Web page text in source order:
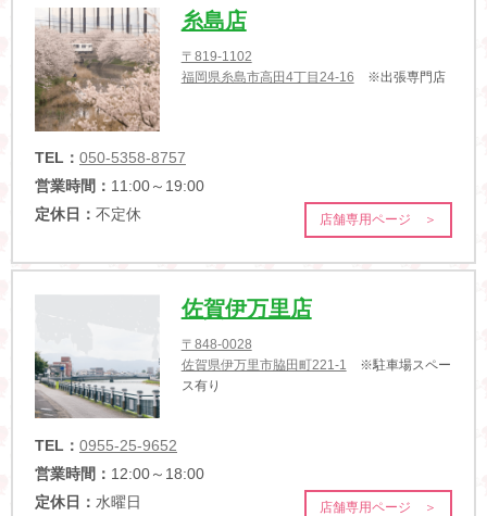
糸島店
〒819-1102
福岡県糸島市高田4丁目24-16 ※出張専門店
TEL： 050-5358-8757
営業時間： 11:00～19:00
定休日： 不定休 店舗専用ページ ＞
佐賀伊万里店
〒848-0028
佐賀県伊万里市脇田町221-1
※駐車場スペー
ス有り
TEL： 0955-25-9652
営業時間： 12:00～18:00
定休日： 水曜日 店舗専用ページ ＞